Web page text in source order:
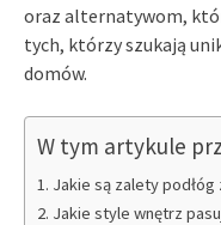
oraz alternatywom,
tych, którzy szukają
domów.
W tym artykule
Jakie są zalety podłóg
Jakie style wnętrz